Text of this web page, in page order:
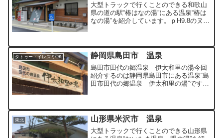
大型トラックで行くことのできる和歌山
県の道の駅“椿はなの湯”にある温泉“椿は
なの湯”を紹介しています。ｐH9.8のヌル
タトゥー・イレズミOK 静岡県島田市 温泉
島田市田代の郷温泉 伊太和里の湯今回
紹介するのは静岡県島田市にある温泉“島
田市田代の郷温泉 伊太和里の湯”です。
の入浴施設一覧はこちら大型車両は第２
駐車場に駐車すること...
東北 山形県米沢市 温泉
大型トラックで行くことのできる山形県